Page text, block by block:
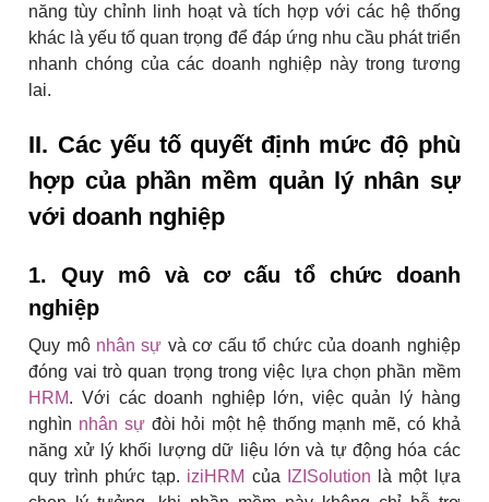
năng tùy chỉnh linh hoạt và tích hợp với các hệ thống
khác là yếu tố quan trọng để đáp ứng nhu cầu phát triển
nhanh chóng của các doanh nghiệp này trong tương
lai.
II. Các yếu tố quyết định mức độ phù
hợp của phần mềm quản lý nhân sự
với doanh nghiệp
1. Quy mô và cơ cấu tổ chức doanh
nghiệp
Quy mô nhân sự và cơ cấu tổ chức của doanh nghiệp
đóng vai trò quan trọng trong việc lựa chọn phần mềm
HRM. Với các doanh nghiệp lớn, việc quản lý hàng
nghìn nhân sựđòi hỏi một hệ thống mạnh mẽ, có khả
năng xử lý khối lượng dữ liệu lớn và tự động hóa các
quy trình phức tạp. iziHRM của IZISolution là một lựa